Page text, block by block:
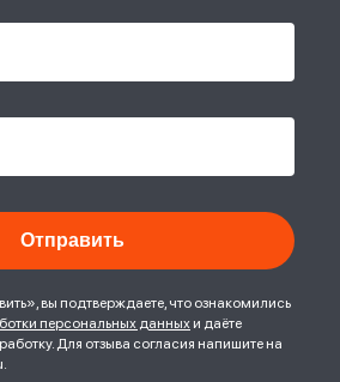
вы подтверждаете, что ознакомились
персональных данных и даёте
Для отзыва согласия напишите на